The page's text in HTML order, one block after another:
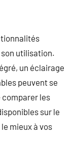
utilisation.
un éclairage
peuvent se
comparer les
sur le
mieux à vos